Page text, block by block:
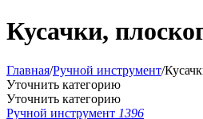
Кусачки,
Главная/Ручной инструмент/
Уточнить категорию
Уточнить категорию
Ручной инструмент 1396